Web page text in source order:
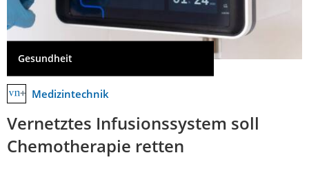
Gesundheit
Medizintechnik
Vernetztes Infusionssystem soll
Chemotherapie retten